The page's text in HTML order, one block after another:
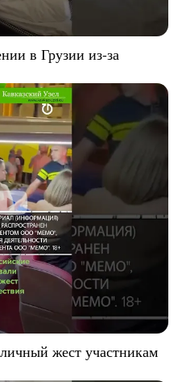
в Грузии из-за
жест участникам